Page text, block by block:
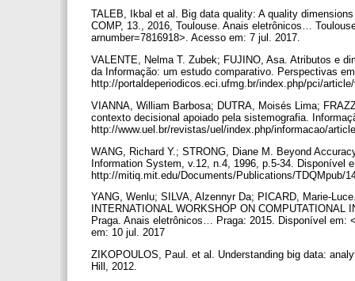
TALEB, Ikbal et al. Big data quality: A quality
COMP, 13., 2016, Toulouse. Anais eletrônicos…
arnumber=7816918>. Acesso em: 7 jul. 2017.
VALENTE, Nelma T. Zubek; FUJINO, Asa. Atributos e
da Informação: um estudo comparativo. Perspectivas
http://portaldeperiodicos.eci.ufmg.br/index.php/pci/
VIANNA, William Barbosa; DUTRA, Moisés Lima;
contexto decisional apoiado pela sistemografia.
http://www.uel.br/revistas/uel/index.php/informacao/
WANG, Richard Y.; STRONG, Diane M. Beyond
Information System, v.12, n.4, 1996, p.5-34. Disponível
http://mitiq.mit.edu/Documents/Publications/TDQMpub/
YANG, Wenlu; SILVA, Alzennyr Da; PICARD, Marie-
INTERNATIONAL WORKSHOP ON
Praga. Anais eletrônicos… Praga: 2015. Disponível em:
em: 10 jul. 2017
ZIKOPOULOS, Paul. et al. Understanding big data:
Hill, 2012.